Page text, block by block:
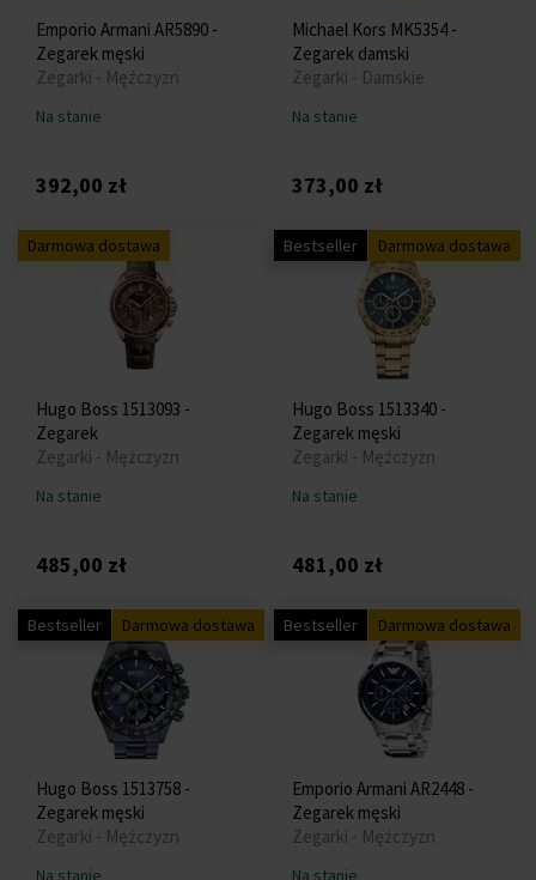
Emporio Armani AR5890 -
Zegarek męski
Zegarki - Mężczyzn
Na stanie
392,00 zł
Michael Kors MK5354 -
Zegarek damski
Zegarki - Damskie
Na stanie
373,00 zł
Darmowa dostawa
Hugo Boss 1513093 -
Zegarek
Zegarki - Mężczyzn
Na stanie
485,00 zł
Bestseller Darmowa dostawa
Hugo Boss 1513340 -
Zegarek męski
Zegarki - Mężczyzn
Na stanie
481,00 zł
Bestseller Darmowa dostawa
Hugo Boss 1513758 -
Zegarek męski
Zegarki - Mężczyzn
Na stanie
Bestseller Darmowa dostawa
Emporio Armani AR2448 -
Zegarek męski
Zegarki - Mężczyzn
Na stanie